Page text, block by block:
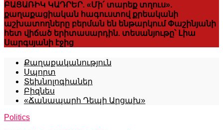
ԲԱՑԱՌԻԿ ԿԱԴՐԵՐ. «Մի՛ տարեք տղուս».
քաղաքացիական հագուստով քրեականի
աշխատողները բերման են ենթարկում Փաշինյանի
հետ վիճած երիտասարդին. տեսանյութը՝ Լիա
Սարգսյանի էջից
Քաղաքականություն
Սպորտ
Տեխնոլոգիաներ
Բիզնես
«Ճանապարհ Դեպի Արցախ»
Politics